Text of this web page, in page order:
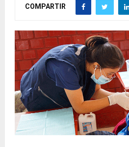
COMPARTIR